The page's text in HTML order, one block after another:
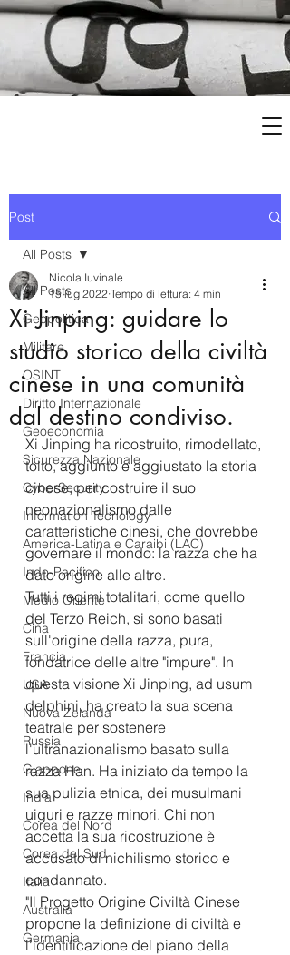
Post
All Posts
Geopolitica
Militare
OSINT
Diritto Internazionale
Geoeconomia
Sicurezza Nazionale
CyberSecurity
Information Tecnology
America-Latina e Caraibi (LAC)
Indo-Pacifico
Medio Oriente
Cina
Francia
USA
Nuova Zelanda
Russia
Giappone
India
Corea del Nord
Corea del Sud
Italia
Australia
Germania
All Posts
Xi Jinping: guidare lo
studio storico della civiltà
cinese in una comunità
dal destino condiviso.
Nicola Iuvinale
15 lug 2022 Tempo di lettura: 4 min
Xi Jinping ha ricostruito, rimodellato,
tolto, aggiunto e aggiustato la storia
cinese, per costruire il suo
neonazionalismo dalle
caratteristiche cinesi, che dovrebbe
governare il mondo: la razza che ha
dato origine alle altre.
Tutti i regimi totalitari, come quello
del Terzo Reich, si sono basati
sull'origine della razza, pura,
fondatrice delle altre "impure". In
questa visione Xi Jinping, ad usum
delphini, ha creato la sua scena
teatrale per sostenere
l'ultranazionalismo basato sulla
razza Han. Ha iniziato da tempo la
sua pulizia etnica, dei musulmani
uiguri e razze minori. Chi non
accetta la sua ricostruzione è
accusato di nichilismo storico e
condannato.
"Il Progetto Origine Civiltà Cinese
propone la definizione di civiltà e
l'identificazione del piano della